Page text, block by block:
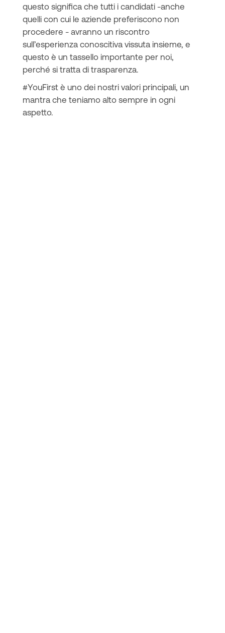
questo significa che tutti i candidati -anche
quelli con cui le aziende preferiscono non
procedere - avranno un riscontro
sull’esperienza conoscitiva vissuta insieme, e
questo è un tassello importante per noi,
perché si tratta di trasparenza.
#YouFirst è uno dei nostri valori principali, un
mantra che teniamo alto sempre in ogni
aspetto.